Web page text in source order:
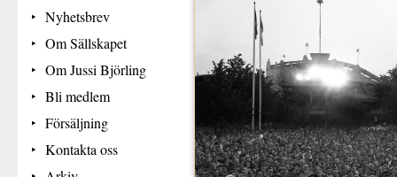
Nyhetsbrev
Om Sällskapet
Om Jussi Björling
Bli medlem
Försäljning
Kontakta oss